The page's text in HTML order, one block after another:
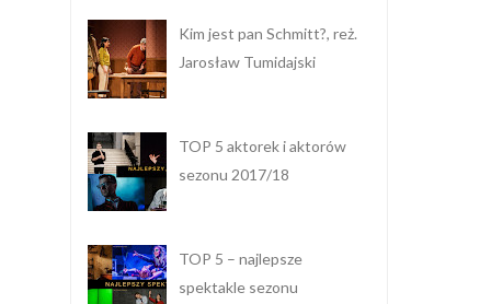
Kim jest pan Schmitt?, reż.
Jarosław Tumidajski
TOP 5 aktorek i aktorów
sezonu 2017/18
TOP 5 – najlepsze
spektakle sezonu